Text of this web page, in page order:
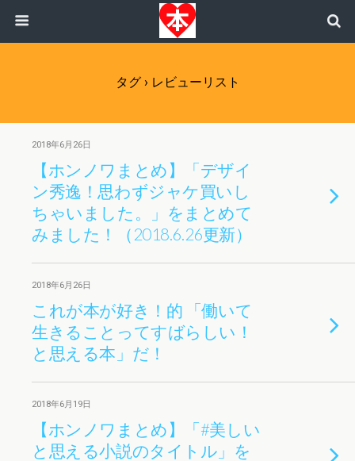
タグ › レビューリスト
2018年6月26日
【ホンノワまとめ】「デザイ
ン秀逸！思わずジャケ買いし
ちゃいました。」をまとめて
みました！（2018.6.26更新）
2018年6月26日
これが本が好き！的 「働いて
生きることってすばらしい！
と思える本」だ！
2018年6月19日
【ホンノワまとめ】「#美しい
と思える小説のタイトル」を